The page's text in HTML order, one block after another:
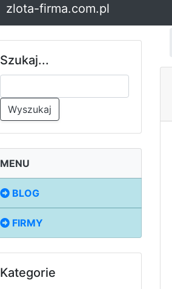
zlota-firma.com.pl
Szukaj...
Wyszukaj
MENU
BLOG
FIRMY
Kategorie